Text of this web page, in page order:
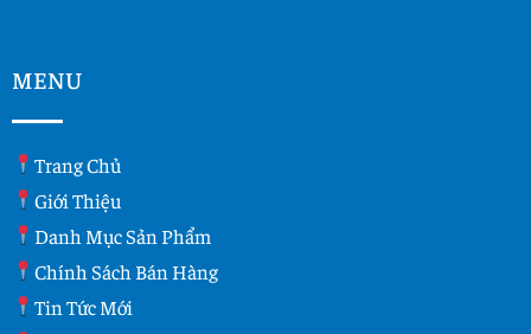
MENU
Trang Chủ
Giới Thiệu
Danh Mục Sản Phẩm
Chính Sách Bán Hàng
Tin Tức Mới